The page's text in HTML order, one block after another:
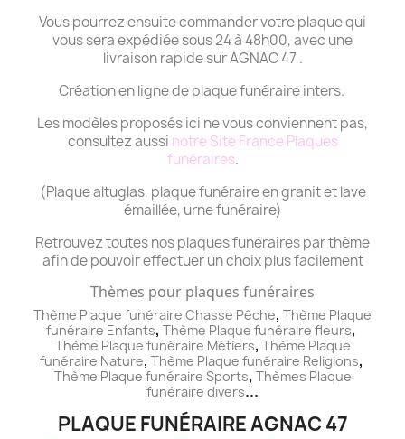
Vous pourrez ensuite commander votre plaque qui
vous sera expédiée sous 24 à 48h00, avec une
livraison rapide sur AGNAC 47 .
Création en ligne de plaque funéraire inters.
Les modèles proposés ici ne vous conviennent pas,
consultez aussi notre Site France Plaques
funéraires.
(Plaque altuglas, plaque funéraire en granit et lave
émaillée, urne funéraire)
Retrouvez toutes nos plaques funéraires par thème
afin de pouvoir effectuer un choix plus facilement
Thèmes pour plaques funéraires
Thème Plaque funéraire Chasse Pêche, Thème Plaque
funéraire Enfants, Thème Plaque funéraire fleurs,
Thème Plaque funéraire Métiers, Thème Plaque
funéraire Nature, Thème Plaque funéraire Religions,
Thème Plaque funéraire Sports, Thèmes Plaque
funéraire divers...
PLAQUE FUNÉRAIRE AGNAC 47